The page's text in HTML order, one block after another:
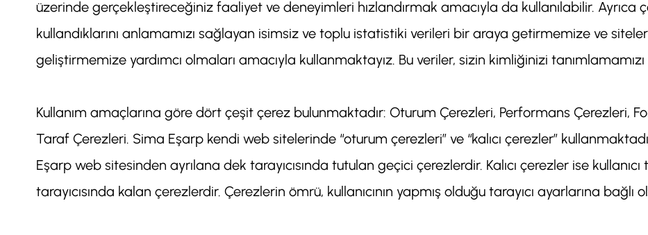
üzerinde gerçekleştireceğiniz faaliyet ve deneyimleri hızlandırmak amacıyla da kullanılabilir. Ayrıca
kullandıklarını anlamamızı sağlayan isimsiz ve toplu istatistiki verileri bir araya getirmemize ve
geliştirmemize yardımcı olmaları amacıyla kullanmaktayız. Bu veriler, sizin kimliğinizi
Kullanım amaçlarına göre dört çeşit çerez bulunmaktadır: Oturum Çerezleri, Performans Çerezleri,
Taraf Çerezleri. Sima Eşarp kendi web sitelerinde “oturum çerezleri” ve “kalıcı çerezler”
Eşarp web sitesinden ayrılana dek tarayıcısında tutulan geçici çerezlerdir. Kalıcı çerezler ise
tarayıcısında kalan çerezlerdir. Çerezlerin ömrü, kullanıcının yapmış olduğu tarayıcı ayarlarına